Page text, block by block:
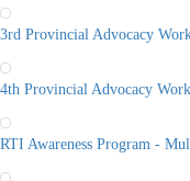
4th Provincial Advocacy
RTI Awareness Program -
RTI Awareness Program -